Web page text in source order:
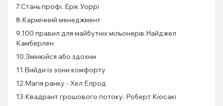
7.Стань профі. Ерік Уоррі
8.Кармічний менеджмент
9.100 правил для майбутніх мільонерів.Найджел
Камберлен
10.Змінюйся або здохни
11.Вийди із зони комфорту
12.Магія ранку - Хел Елрод
13.Квадрант грошового потоку. Роберт Кіосакі